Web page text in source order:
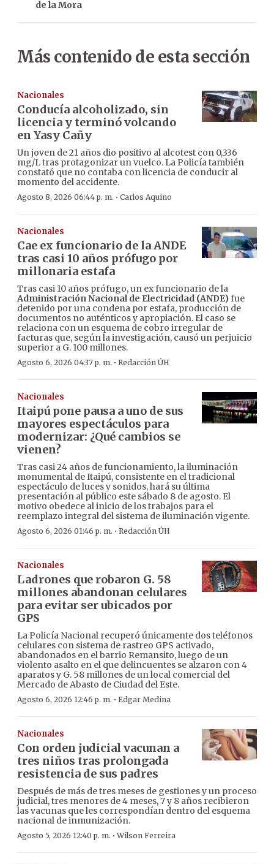
de la Mora
Más contenido de esta sección
Nacionales
Conducía alcoholizado, sin
licencia y terminó volcando
en Yasy Cañy
Un joven de 21 años dio positivo al alcotest con 0,336
mg/L tras protagonizar un vuelco. La Policía también
constató que no contaba con licencia de conducir al
momento del accidente.
Agosto 8, 2026 06:44 p. m. · Carlos Aquino
Nacionales
Cae ex funcionario de la ANDE
tras casi 10 años prófugo por
millonaria estafa
Tras casi 10 años prófugo, un ex funcionario de la
Administración Nacional de Electricidad (ANDE)fue
detenido por una condena por estafa, producción de
documentos no auténticos y apropiación. El caso se
relaciona con un esquema de cobro irregular de
facturas que, según la investigación, causó un perjuicio
superior a G. 100 millones.
Agosto 6, 2026 04:37 p. m. · Redacción ÚH
Nacionales
Itaipú pone pausa a uno de sus
mayores espectáculos para
modernizar: ¿Qué cambios se
vienen?
Tras casi 24 años de funcionamiento, la iluminación
monumental de Itaipú, consistente en el tradicional
espectáculo de luces y sonidos, hará su última
presentación al público este sábado 8 de agosto. El
motivo obedece al inicio de los trabajos para el
reemplazo integral del sistema de iluminación vigente.
Agosto 6, 2026 01:46 p. m. · Redacción ÚH
Nacionales
Ladrones que robaron G. 58
millones abandonan celulares
para evitar ser ubicados por
GPS
La Policía Nacional recuperó únicamente dos teléfonos
celulares con sistema de rastreo GPS activado,
abandonados en el barrio Remansito, luego de un
violento asalto en el que delincuentes se alzaron con 4
aparatos y G. 58 millones de un local comercial del
Mercado de Abasto de Ciudad del Este.
Agosto 6, 2026 12:46 p. m. · Edgar Medina
Nacionales
Con orden judicial vacunan a
tres niños tras prolongada
resistencia de sus padres
Después de más de tres meses de gestiones y un proceso
judicial, tres menores de 4 meses, 7 y 8 años recibieron
las vacunas que les correspondían dentro del esquema
nacional de inmunización.
Agosto 5, 2026 12:40 p. m. ·Wilson Ferreira